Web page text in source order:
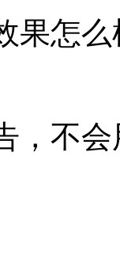
果怎
，不